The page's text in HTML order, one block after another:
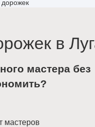
в
мастера без
мастеров